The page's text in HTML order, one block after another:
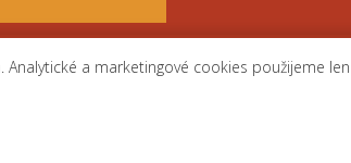
a marketingové cookies použijeme